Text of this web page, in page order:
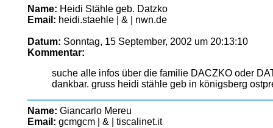
Name: Heidi Stähle geb. Datzko
Email: heidi.staehle | & | nwn.de
Datum: Sonntag, 15 September, 2002 um 20:13:10
Kommentar:
suche alle infos über die familie DACZKO oder
dankbar. gruss heidi stähle geb in königsberg
Name: Giancarlo Mereu
Email: gcmgcm | & | tiscalinet.it